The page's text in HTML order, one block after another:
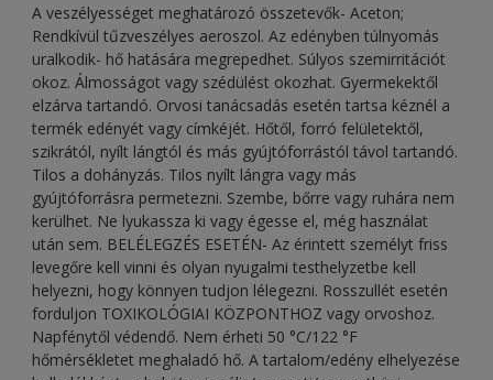
A veszélyességet meghatározó összetevők- Aceton;
Rendkívül tűzveszélyes aeroszol. Az edényben túlnyomás
uralkodik- hő hatására megrepedhet. Súlyos szemirritációt
okoz. Álmosságot vagy szédülést okozhat. Gyermekektől
elzárva tartandó. Orvosi tanácsadás esetén tartsa kéznél a
termék edényét vagy címkéjét. Hőtől, forró felületektől,
szikrától, nyílt lángtól és más gyújtóforrástól távol tartandó.
Tilos a dohányzás. Tilos nyílt lángra vagy más
gyújtóforrásra permetezni. Szembe, bőrre vagy ruhára nem
kerülhet. Ne lyukassza ki vagy égesse el, még használat
után sem. BELÉLEGZÉS ESETÉN- Az érintett személyt friss
levegőre kell vinni és olyan nyugalmi testhelyzetbe kell
helyezni, hogy könnyen tudjon lélegezni. Rosszullét esetén
forduljon TOXIKOLÓGIAI KÖZPONTHOZ vagy orvoshoz.
Napfénytől védendő. Nem érheti 50 °C/122 °F
hőmérsékletet meghaladó hő. A tartalom/edény elhelyezése